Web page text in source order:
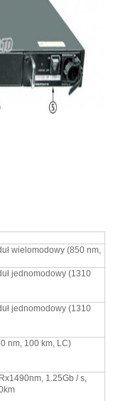
wielomodowy (850 nm,
jednomodowy (1310
jednomodowy (1310
nm, 100 km, LC)
1.25Gb / s,